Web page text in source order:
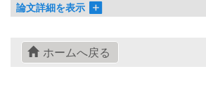
論文詳細を表示
ホームへ戻る